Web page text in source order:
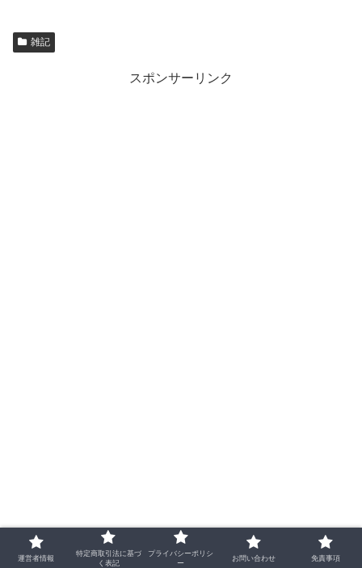
雑記
スポンサーリンク
運営者情報
特定商取引法に基づ
く表記
プライバシーポリシ
ー
お問い合わせ 免責事項